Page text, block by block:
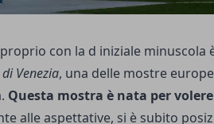
con la d iniziale minuscola
Venezia, una delle mostre
Questa mostra è nata per
alle aspettative, si è subito